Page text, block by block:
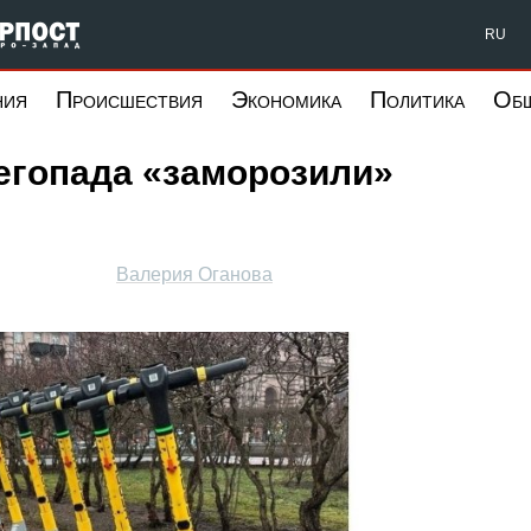
Форпост Северо-Запад RU
Происшествия Экономика Политика
«заморозили»
Валерия Оганова